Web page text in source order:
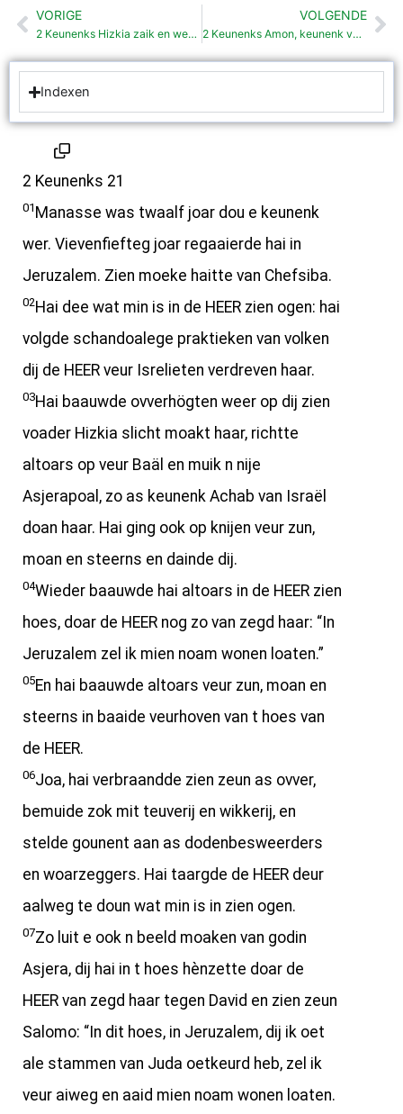
Vorige
VORIGE
2 Keunenks Hizkia zaik en weer beter (20:1-21)
VOLGENDE
2 Keunenks Amon, keunenk van Juda (21:19-26)
Indexen
2 Keunenks 21
01 Manasse was twaalf joar dou e keunenk
wer. Vievenfiefteg joar regaaierde hai in
Jeruzalem. Zien moeke haitte van Chefsiba.
02Hai dee wat min is in de HEER zien ogen: hai
volgde schandoalege praktieken van volken
dij de HEER veur Isrelieten verdreven haar.
03Hai baauwde ovverhögten weer op dij zien
voader Hizkia slicht moakt haar, richtte
altoars op veur Baäl en muik n nije
Asjerapoal, zo as keunenk Achab van Israël
doan haar. Hai ging ook op knijen veur zun,
moan en steerns en dainde dij.
04Wieder baauwde hai altoars in de HEER zien
hoes, doar de HEER nog zo van zegd haar: “In
Jeruzalem zel ik mien noam wonen loaten.”
05En hai baauwde altoars veur zun, moan en
steerns in baaide veurhoven van t hoes van
de HEER.
06Joa, hai verbraandde zien zeun as ovver,
bemuide zok mit teuverij en wikkerij, en
stelde gounent aan as dodenbesweerders
en woarzeggers. Hai taargde de HEER deur
aalweg te doun wat min is in zien ogen.
07Zo luit e ook n beeld moaken van godin
Asjera, dij hai in t hoes hènzette doar de
HEER van zegd haar tegen David en zien zeun
Salomo: “In dit hoes, in Jeruzalem, dij ik oet
ale stammen van Juda oetkeurd heb, zel ik
veur aiweg en aaid mien noam wonen loaten.